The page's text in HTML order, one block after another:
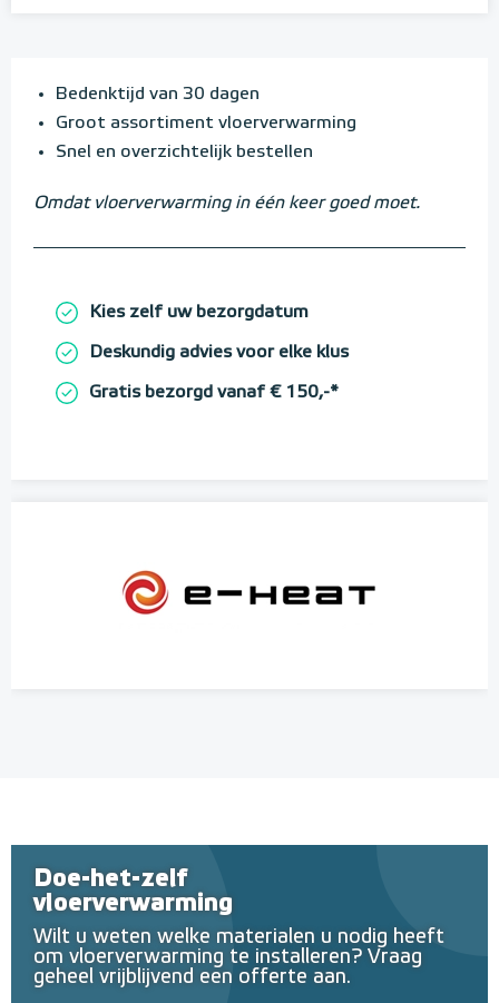
Bedenktijd van 30 dagen
Groot assortiment vloerverwarming
Snel en overzichtelijk bestellen
Omdat vloerverwarming in één keer goed moet.
Kies zelf uw bezorgdatum
Deskundig advies voor elke klus
Gratis bezorgd vanaf € 150,-*
Doe-het-zelf
vloerverwarming
Wilt u weten welke materialen u nodig heeft
om vloerverwarming te installeren? Vraag
geheel vrijblijvend een offerte aan.